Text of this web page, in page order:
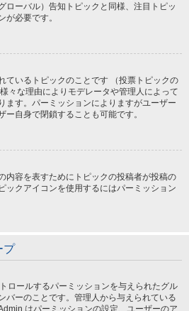
ローバル）告知トピックと同様、注目トピッ
が必要です。
ているトピックのことです （投票トピックの
々な理由によりモデレータや管理人によって
ます。パーミッションによりますがユーザー
自身で閉鎖することも可能です。
内容を表すためにトピックの投稿者が投稿の
ックアイコンを使用するにはパーミッション
プ
ロールするパーミッションを与えられたグル
バーのことです。管理人から与えられている
はパーミッションの設定、ユーザーのア